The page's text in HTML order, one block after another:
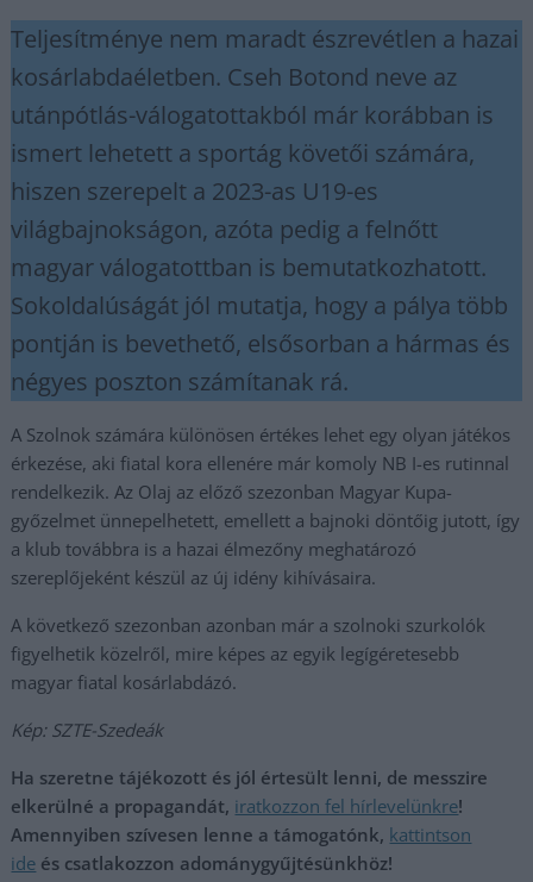
Teljesítménye nem maradt észrevétlen a hazai
kosárlabdaéletben. Cseh Botond neve az
utánpótlás-válogatottakból már korábban is
ismert lehetett a sportág követői számára,
hiszen szerepelt a 2023-as U19-es
világbajnokságon, azóta pedig a felnőtt
magyar válogatottban is bemutatkozhatott.
Sokoldalúságát jól mutatja, hogy a pálya több
pontján is bevethető, elsősorban a hármas és
négyes poszton számítanak rá.
A Szolnok számára különösen értékes lehet egy olyan játékos
érkezése, aki fiatal kora ellenére már komoly NB I-es rutinnal
rendelkezik. Az Olaj az előző szezonban Magyar Kupa-
győzelmet ünnepelhetett, emellett a bajnoki döntőig jutott, így
a klub továbbra is a hazai élmezőny meghatározó
szereplőjeként készül az új idény kihívásaira.
A következő szezonban azonban már a szolnoki szurkolók
figyelhetik közelről, mire képes az egyik legígéretesebb
magyar fiatal kosárlabdázó.
Kép: SZTE-Szedeák
Ha szeretne tájékozott és jól értesült lenni, de messzire
elkerülné a propagandát, iratkozzon fel hírlevelünkre!
Amennyiben szívesen lenne a támogatónk, kattintson
ide és csatlakozzon adománygyűjtésünkhöz!